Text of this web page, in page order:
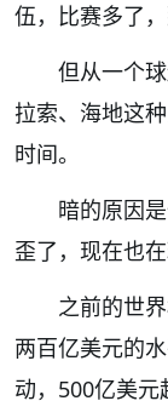
伍，比赛多了
但从一个
拉索、海地这
时间。
暗的原因
歪了，现在也在
之前的世
两百亿美元的
动，500亿美元